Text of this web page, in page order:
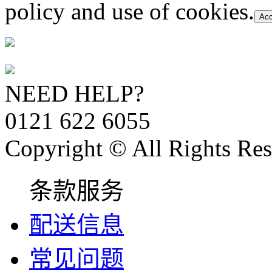
policy and use of cookies.
NEED HELP?
0121 622 6055
Copyright © All Rights
条款服务
配送信息
常见问题